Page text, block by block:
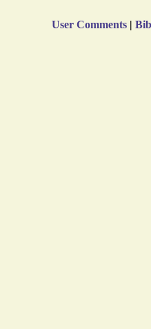
User Comments |